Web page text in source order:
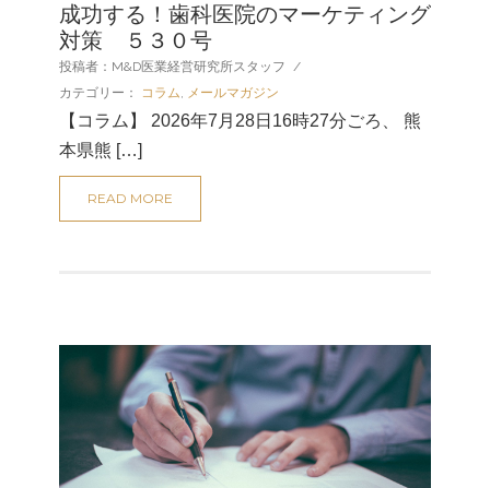
成功する！歯科医院のマーケティング
対策 ５３０号
投稿者：M&D医業経営研究所スタッフ /
カテゴリー：
コラム, メールマガジン
【コラム】 2026年7月28日16時27分ごろ、 熊
本県熊 […]
READ MORE